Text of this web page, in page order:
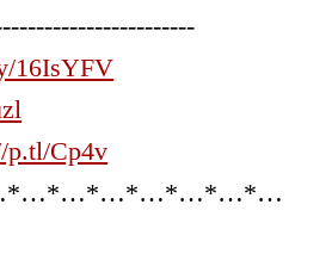
16IsYFV
p.tl/Cp4v